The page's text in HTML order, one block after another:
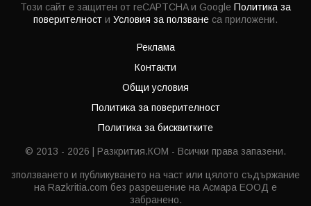
Този сайт е защитен от reCAPTCHA и Google Политика за
поверителност и Условия за ползване са приложени.
Реклама
Контакти
Общи условия
Политика за поверителност
Политика за бисквитките
© 2013 - 2026 | Разкрития.КОМ - Всички права запазени.
зползването и публикуването на част или цялото съдържание
на Razkritia.com без разрешение на Асмара ЕООД е
забранено.